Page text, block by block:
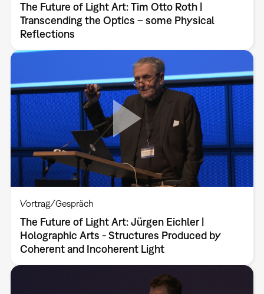
The Future of Light Art: Tim Otto Roth |
Transcending the Optics – some Physical
Reflections
Vortrag/Gespräch
The Future of Light Art: Jürgen Eichler |
Holographic Arts - Structures Produced by
Coherent and Incoherent Light